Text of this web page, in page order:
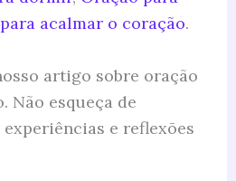
acalmar o coração.
artigo sobre oração
Não esqueça de
e reflexões